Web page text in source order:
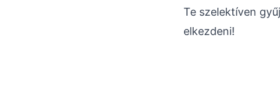
Te szelektíven
elkezdeni!